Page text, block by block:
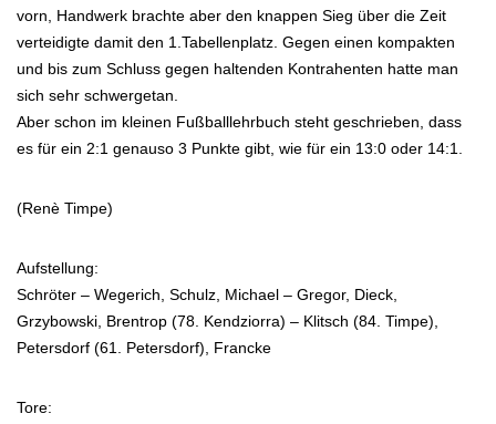
vorn, Handwerk brachte aber den knappen Sieg über die Zeit
verteidigte damit den 1.Tabellenplatz. Gegen einen kompakten
und bis zum Schluss gegen haltenden Kontrahenten hatte man
sich sehr schwergetan.
Aber schon im kleinen Fußballlehrbuch steht geschrieben, dass
es für ein 2:1 genauso 3 Punkte gibt, wie für ein 13:0 oder 14:1.
(Renè Timpe)
Aufstellung:
Schröter – Wegerich, Schulz, Michael – Gregor, Dieck,
Grzybowski, Brentrop (78. Kendziorra) – Klitsch (84. Timpe),
Petersdorf (61. Petersdorf), Francke
Tore: